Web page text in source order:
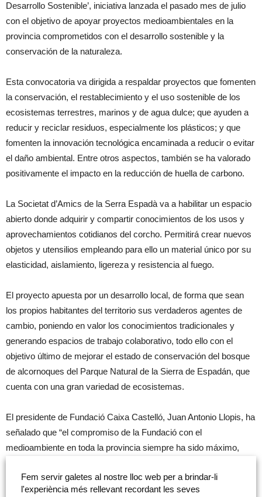
Desarrollo Sostenible’, iniciativa lanzada el pasado mes de julio
con el objetivo de apoyar proyectos medioambientales en la
provincia comprometidos con el desarrollo sostenible y la
conservación de la naturaleza.
Esta convocatoria va dirigida a respaldar proyectos que fomenten
la conservación, el restablecimiento y el uso sostenible de los
ecosistemas terrestres, marinos y de agua dulce; que ayuden a
reducir y reciclar residuos, especialmente los plásticos; y que
fomenten la innovación tecnológica encaminada a reducir o evitar
el daño ambiental. Entre otros aspectos, también se ha valorado
positivamente el impacto en la reducción de huella de carbono.
La Societat d’Amics de la Serra Espadà va a habilitar un espacio
abierto donde adquirir y compartir conocimientos de los usos y
aprovechamientos cotidianos del corcho. Permitirá crear nuevos
objetos y utensilios empleando para ello un material único por su
elasticidad, aislamiento, ligereza y resistencia al fuego.
El proyecto apuesta por un desarrollo local, de forma que sean
los propios habitantes del territorio sus verdaderos agentes de
cambio, poniendo en valor los conocimientos tradicionales y
generando espacios de trabajo colaborativo, todo ello con el
objetivo último de mejorar el estado de conservación del bosque
de alcornoques del Parque Natural de la Sierra de Espadán, que
cuenta con una gran variedad de ecosistemas.
El presidente de Fundació Caixa Castelló, Juan Antonio Llopis, ha
señalado que “el compromiso de la Fundació con el
medioambiente en toda la provincia siempre ha sido máximo,
nuestros estatutos, dando a los entornos naturales como es la
Serra de Espadà la importancia que se merece”.
Fem servir galetes al nostre lloc web per a brindar-li
l'experiència més rellevant recordant les seves